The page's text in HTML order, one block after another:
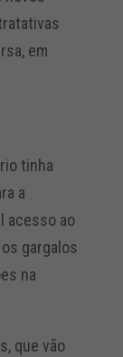
em
tinha
a
acesso ao
gargalos
na
que vão